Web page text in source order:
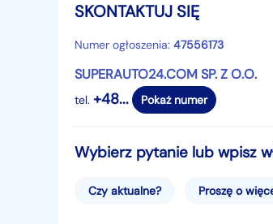
- Wersja wyposażenia: M4
- Samochód fabrycznie nowy
Odbiór u autoryzowanego dealera
☎+48... Pokaż numer
SKONTAKTUJ SIĘ
Numer ogłoszenia: 47556173
SUPERAUTO24.COM SP. Z O.O.
tel. +48... Pokaż numer
Wybierz pytanie lub wpisz
Czy aktualne? Proszę o